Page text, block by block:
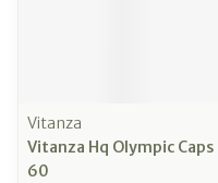
Vitanza
Vitanza Hq Olympic Caps
60